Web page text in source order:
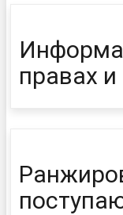
правах